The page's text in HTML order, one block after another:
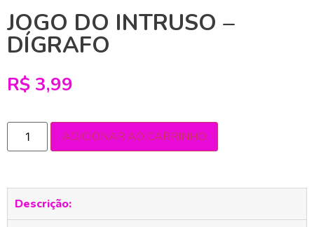
JOGO DO INTRUSO –
DÍGRAFO
R$ 3,99
ADICIONAR AO CARRINHO
Descrição: